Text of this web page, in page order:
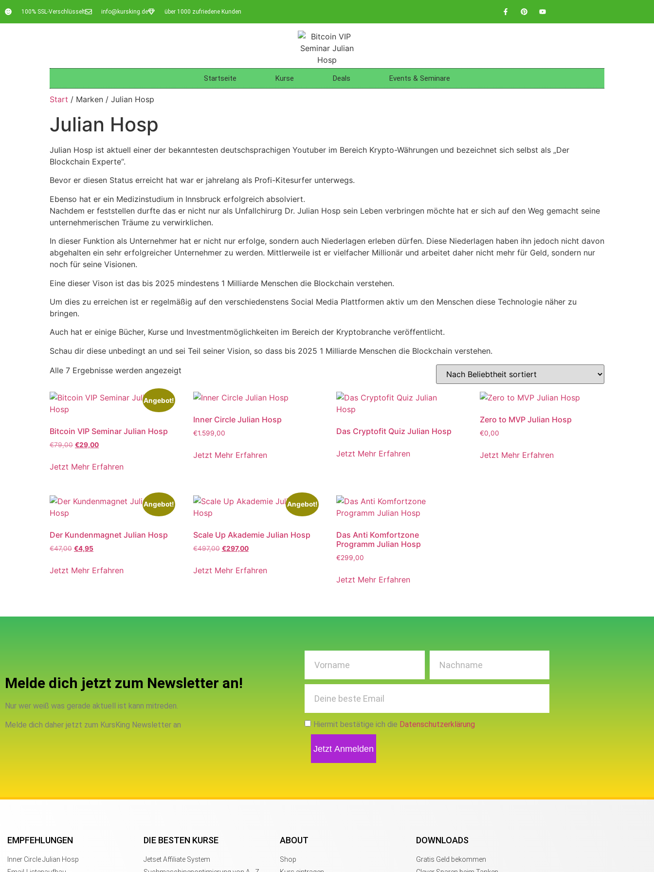
100% SSL-Verschlüsselt info@kursking.de über 1000 zufriedene Kunden
Startseite Kurse Deals Events & Seminare
Start / Marken / Julian Hosp
Julian Hosp
Julian Hosp ist aktuell einer der bekanntesten deutschsprachigen Youtuber im Bereich Krypto-Währungen und bezeichnet sich selbst als „Der
Blockchain Experte“.
Bevor er diesen Status erreicht hat war er jahrelang als Profi-Kitesurfer unterwegs.
Ebenso hat er ein Medizinstudium in Innsbruck erfolgreich absolviert.
Nachdem er feststellen durfte das er nicht nur als Unfallchirurg Dr. Julian Hosp sein Leben verbringen möchte hat er sich auf den Weg gemacht seine
unternehmerischen Träume zu verwirklichen.
In dieser Funktion als Unternehmer hat er nicht nur erfolge, sondern auch Niederlagen erleben dürfen. Diese Niederlagen haben ihn jedoch nicht davon
abgehalten ein sehr erfolgreicher Unternehmer zu werden. Mittlerweile ist er vielfacher Millionär und arbeitet daher nicht mehr für Geld, sondern nur
noch für seine Visionen.
Eine dieser Vison ist das bis 2025 mindestens 1 Milliarde Menschen die Blockchain verstehen.
Um dies zu erreichen ist er regelmäßig auf den verschiedenstens Social Media Plattformen aktiv um den Menschen diese Technologie näher zu
bringen.
Auch hat er einige Bücher, Kurse und Investmentmöglichkeiten im Bereich der Kryptobranche veröffentlicht.
Schau dir diese unbedingt an und sei Teil seiner Vision, so dass bis 2025 1 Milliarde Menschen die Blockchain verstehen.
Alle 7 Ergebnisse werden angezeigt
Angebot!
Bitcoin VIP Seminar Julian Hosp
€79,00 €29,00
Jetzt Mehr Erfahren
Inner Circle Julian Hosp
€1.599,00
Jetzt Mehr Erfahren
Das Cryptofit Quiz Julian Hosp
Jetzt Mehr Erfahren
Zero to MVP Julian Hosp
€0,00
Jetzt Mehr Erfahren
Angebot!
Der Kundenmagnet Julian Hosp
€47,00 €4,95
Jetzt Mehr Erfahren
Angebot!
Scale Up Akademie Julian Hosp
€497,00 €297,00
Jetzt Mehr Erfahren
Das Anti Komfortzone
Programm Julian Hosp
€299,00
Jetzt Mehr Erfahren
Melde dich jetzt zum Newsletter an!
Nur wer weiß was gerade aktuell ist kann mitreden.
Melde dich daher jetzt zum KursKing Newsletter an Hiermit bestätige ich die Datenschutzerklärung
Jetzt Anmelden
EMPFEHLUNGEN
Inner Circle Julian Hosp
DIE BESTEN KURSE
Jetset Affiliate System
ABOUT
Shop
DOWNLOADS
Gratis Geld bekommen